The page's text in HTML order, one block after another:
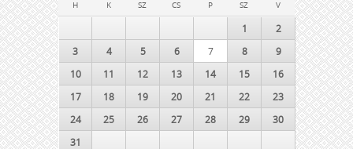
H K SZ CS P SZ V
1
2
3
4 5 6 7 8
9
10
11 12 13 14 15
16
17
18 19 20 21 22
23
24
25 26 27 28 29
30
31